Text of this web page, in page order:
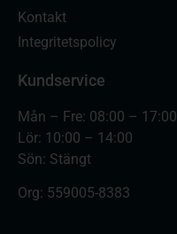
Kontakt
Integritetspolicy
Kundservice
Mån – Fre: 08:00 – 17:00
Lör: 10:00 – 14:00
Sön: Stängt
Org: 559005-8383